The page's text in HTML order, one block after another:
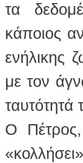
τα
κάποιος
ενήλικης
με τον
ταυτότητά
Ο Πέτρος,